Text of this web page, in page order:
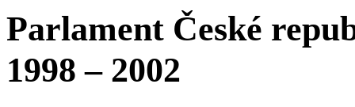
Parlament České
1998 – 2002